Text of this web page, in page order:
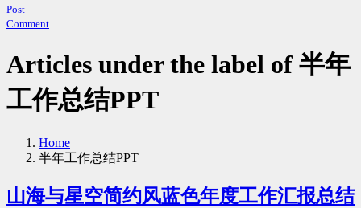
Post
Comment
Articles under the label of 半年
工作总结PPT
Home
半年工作总结PPT
山海与星空简约风蓝色年度工作汇报总结